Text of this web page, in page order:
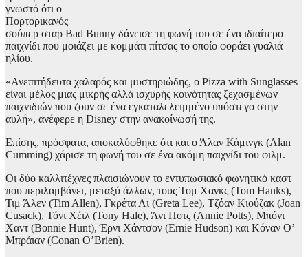
γνωστό ότι ο
Πορτορικανός
σούπερ σταρ Bad Bunny δάνεισε τη φωνή του σε ένα ιδιαίτερο
παιχνίδι που μοιάζει με κομμάτι πίτσας το οποίο φοράει γυαλιά
ηλίου.
«Ανεπιτήδευτα χαλαρός και μυστηριώδης, ο Pizza with Sunglasses
είναι μέλος μιας μικρής αλλά ισχυρής κοινότητας ξεχασμένων
παιχνιδιών που ζουν σε ένα εγκαταλελειμμένο υπόστεγο στην
αυλή», ανέφερε η Disney στην ανακοίνωσή της.
Επίσης, πρόσφατα, αποκαλύφθηκε ότι και ο Άλαν Κάμινγκ (Alan
Cumming) χάρισε τη φωνή του σε ένα ακόμη παιχνίδι του φιλμ.
Οι δύο καλλιτέχνες πλαισιώνουν το εντυπωσιακό φωνητικό καστ
που περιλαμβάνει, μεταξύ άλλων, τους Τομ Χανκς (Tom Hanks),
Τιμ Άλεν (Tim Allen), Γκρέτα Λι (Greta Lee), Τζόαν Κιούζακ (Joan
Cusack), Τόνι Χέιλ (Tony Hale), Άνι Ποτς (Annie Potts), Μπόνι
Χαντ (Bonnie Hunt), Έρνι Χάντσον (Ernie Hudson) και Κόναν Ο’
Μπράιαν (Conan O’Brien).